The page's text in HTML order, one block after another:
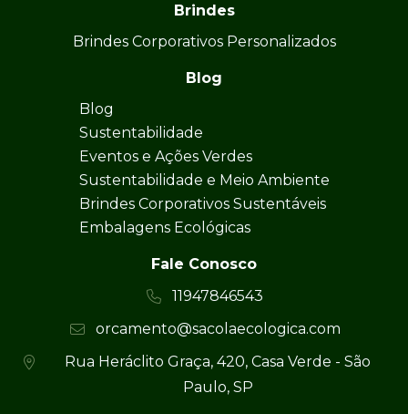
Brindes
Brindes Corporativos Personalizados
Blog
Blog
Sustentabilidade
Eventos e Ações Verdes
Sustentabilidade e Meio Ambiente
Brindes Corporativos Sustentáveis
Embalagens Ecológicas
Fale Conosco
11947846543
orcamento@sacolaecologica.com
Rua Heráclito Graça, 420, Casa Verde - São
Paulo, SP